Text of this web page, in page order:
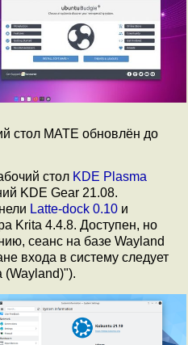
стол MATE обновлён до
стол KDE Plasma
KDE Gear 21.08.
Latte-dock 0.10 и
Krita 4.4.8. Доступен, но
сеанс на базе Wayland
входа в систему следует
(Wayland)").